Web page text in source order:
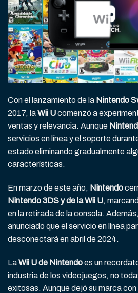
Con el lanzamiento de la Nintendo
2017, laWii Ucomenzó a
ventas y relevancia. Aunque
servicios en línea y el soporte
estado eliminando gradualmente
características.
En marzo de este año, Nintendo
Nintendo 3DS y de la Wii U,
en la retirada de la consola.
anunciado que el servicio en línea
desconectará en abril de 2024.
LaWii U de Nintendoes un
industria de los videojuegos, no
exitosas. Aunque dejó su marca